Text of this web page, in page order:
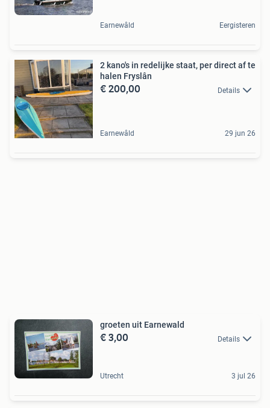
Earnewâld Eergisteren
2 kano's in redelijke staat, per direct af te
halen Fryslân
€ 200,00 Details
Earnewâld 29 jun 26
groeten uit Earnewald
€ 3,00 Details
Utrecht 3 jul 26